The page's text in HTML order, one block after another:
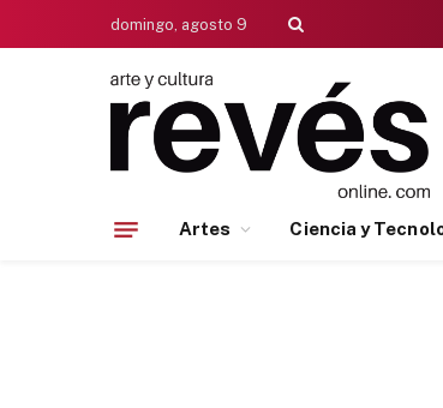
domingo, agosto 9
Artes Ciencia y